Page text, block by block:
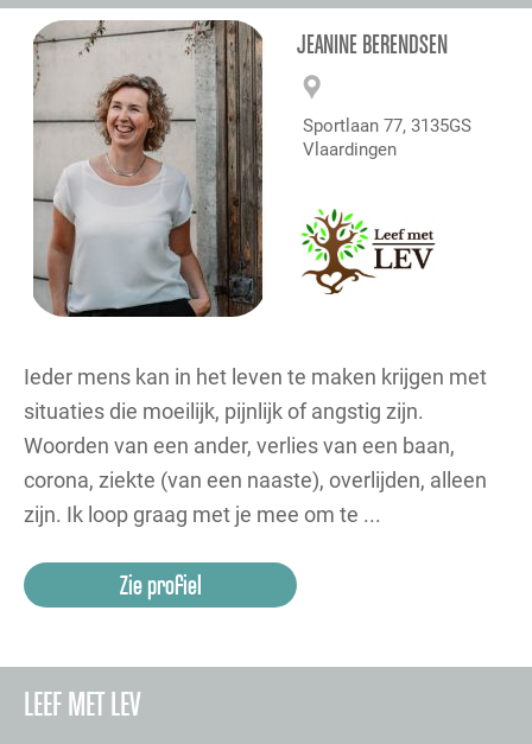
JEANINE BERENDSEN
Sportlaan 77, 3135GS
Vlaardingen
Ieder mens kan in het leven te maken krijgen met
situaties die moeilijk, pijnlijk of angstig zijn.
Woorden van een ander, verlies van een baan,
corona, ziekte (van een naaste), overlijden, alleen
zijn. Ik loop graag met je mee om te ...
Zie profiel
LEEF MET LEV